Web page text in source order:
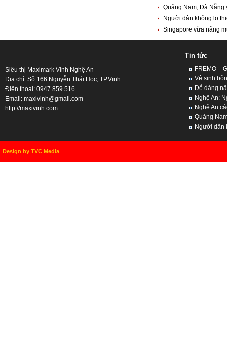
Quảng Nam, Đà
Người dân không lo
Singapore vừa nâng
Siêu thị Maximark Vinh Nghệ An
Địa chỉ: Số 166 Nguyễn Thái Học, TP.Vinh
Điện thoại: 0947 859 516
Email: maxivinh@gmail.com
http://maxivinh.com
Tin tức
FREMO –
Vệ sinh
Dễ dàng
Nghệ An:
Nghệ An
Quảng
Người dân
Design by TVC Media